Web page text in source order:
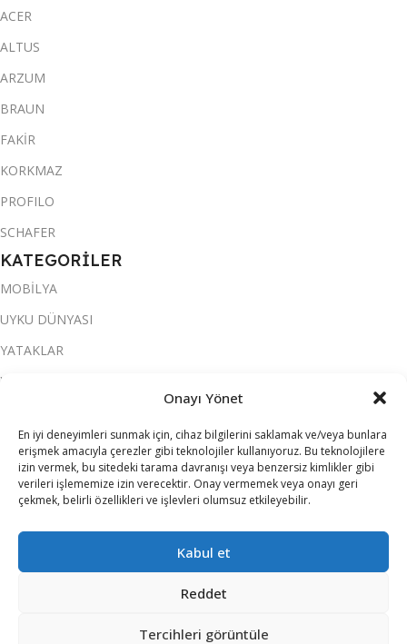
Onayı Yönet
En iyi deneyimleri sunmak için, cihaz bilgilerini saklamak ve/veya bunlara
erişmek amacıyla çerezler gibi teknolojiler kullanıyoruz. Bu teknolojilere
izin vermek, bu sitedeki tarama davranışı veya benzersiz kimlikler gibi
verileri işlememize izin verecektir. Onay vermemek veya onayı geri
çekmek, belirli özellikleri ve işlevleri olumsuz etkileyebilir.
Kabul et
Reddet
Tercihleri görüntüle
ACER
ALTUS
ARZUM
BRAUN
FAKİR
KORKMAZ
PROFILO
SCHAFER
KATEGORİLER
MOBİLYA
UYKU DÜNYASI
YATAKLAR
YATAK ODASI
KOLTUK TAKIMI
YEMEK ODASI
SOFRA & MUTFAK
ELEKTRİKLİ EV ALETLERİ
ATILIM ALIŞVERİŞ MERKEZLERİ 2026 TÜM HAKLARI SAKLIDIR.